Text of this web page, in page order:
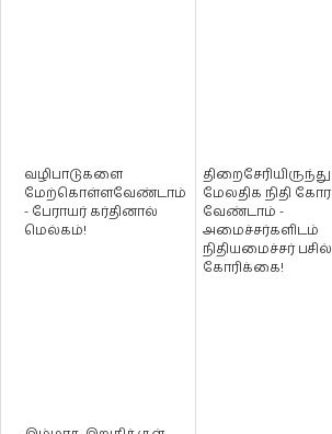
வழிபாடுகளை
மேற்கொள்ளவேண்டாம்
- பேராயர் கர்தினால்
மெல்கம்!
திறைசேரியிருந்து
மேலதிக நிதி கோர
வேண்டாம் -
அமைச்சர்களிடம்
நிதியமைச்சர் பசில்
கோரிக்கை!